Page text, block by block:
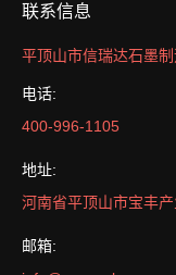
联系信息
平顶山市信瑞达石墨
电话:
400-996-1105
地址:
河南省平顶山市宝丰
邮箱: